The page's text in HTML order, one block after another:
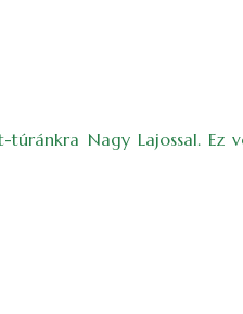
túránkra Nagy Lajossal.